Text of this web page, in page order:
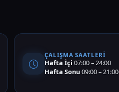
ÇALIŞMA SAATLERI
Hafta İçi 07:00 – 24:00
Hafta Sonu09:00 – 21:00